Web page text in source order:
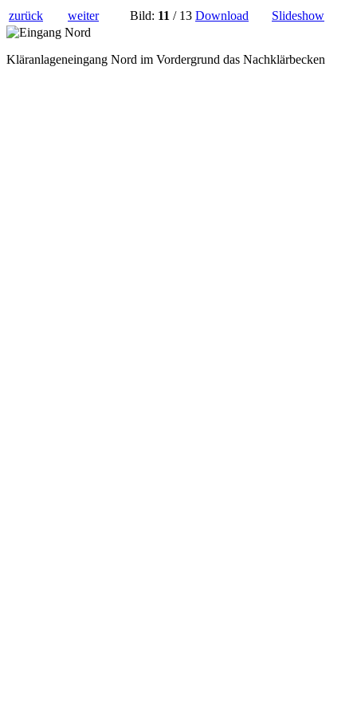
zurück weiter Bild: 11 / 13 Download Slideshow
Kläranlageneingang Nord im Vordergrund das Nachklärbecken